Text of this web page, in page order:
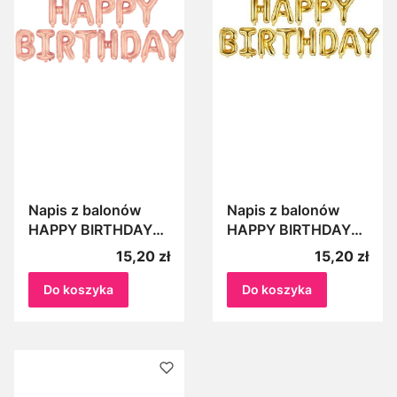
Napis z balonów
HAPPY BIRTHDAY
ROSE GOLD Różowe
złoto Balony na
urodziny Balonowa
girlanda urodzinowa
Cena
15,20 zł
Do koszyka
Napis z balonów
HAPPY BIRTHDAY
ZŁOTY Baner Balony
na urodziny
Balonowa girlanda
urodzinowa
Cena
15,20 zł
Do koszyka